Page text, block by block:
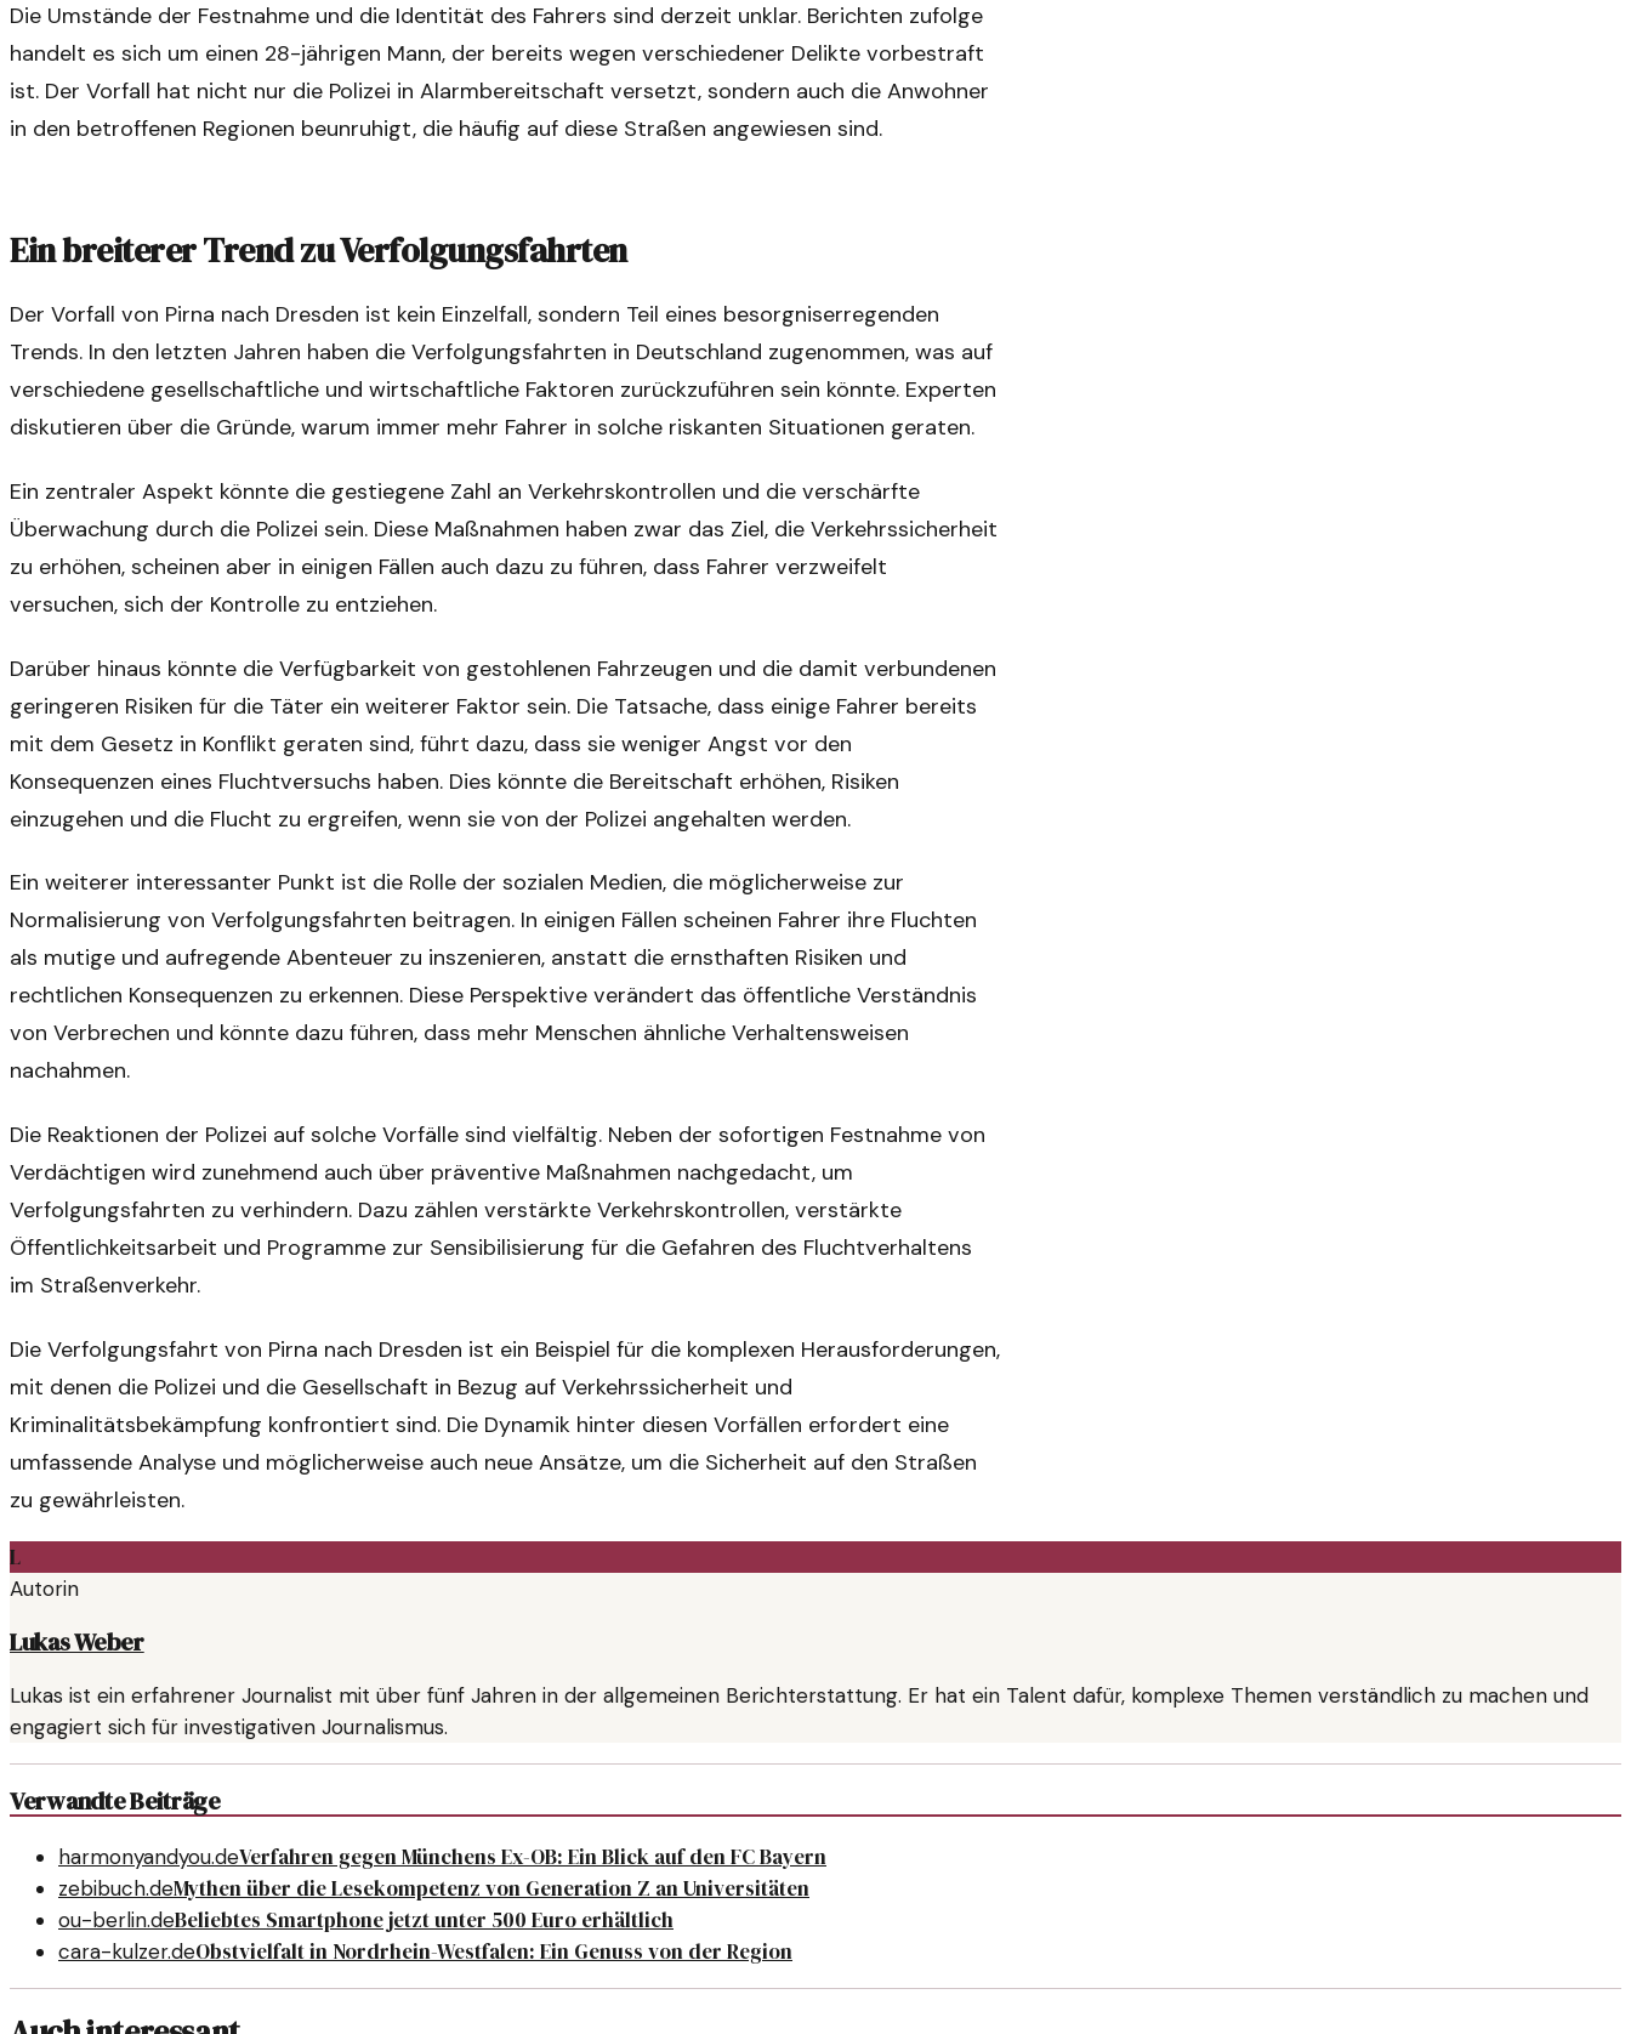
Die Umstände der Festnahme und die Identität des Fahrers sind derzeit unklar. Berichten zufolge
handelt es sich um einen 28-jährigen Mann, der bereits wegen verschiedener Delikte vorbestraft
ist. Der Vorfall hat nicht nur die Polizei in Alarmbereitschaft versetzt, sondern auch die Anwohner
in den betroffenen Regionen beunruhigt, die häufig auf diese Straßen angewiesen sind.
Ein breiterer Trend zu Verfolgungsfahrten
Der Vorfall von Pirna nach Dresden ist kein Einzelfall, sondern Teil eines besorgniserregenden
Trends. In den letzten Jahren haben die Verfolgungsfahrten in Deutschland zugenommen, was auf
verschiedene gesellschaftliche und wirtschaftliche Faktoren zurückzuführen sein könnte. Experten
diskutieren über die Gründe, warum immer mehr Fahrer in solche riskanten Situationen geraten.
Ein zentraler Aspekt könnte die gestiegene Zahl an Verkehrskontrollen und die verschärfte
Überwachung durch die Polizei sein. Diese Maßnahmen haben zwar das Ziel, die Verkehrssicherheit
zu erhöhen, scheinen aber in einigen Fällen auch dazu zu führen, dass Fahrer verzweifelt
versuchen, sich der Kontrolle zu entziehen.
Darüber hinaus könnte die Verfügbarkeit von gestohlenen Fahrzeugen und die damit verbundenen
geringeren Risiken für die Täter ein weiterer Faktor sein. Die Tatsache, dass einige Fahrer bereits
mit dem Gesetz in Konflikt geraten sind, führt dazu, dass sie weniger Angst vor den
Konsequenzen eines Fluchtversuchs haben. Dies könnte die Bereitschaft erhöhen, Risiken
einzugehen und die Flucht zu ergreifen, wenn sie von der Polizei angehalten werden.
Ein weiterer interessanter Punkt ist die Rolle der sozialen Medien, die möglicherweise zur
Normalisierung von Verfolgungsfahrten beitragen. In einigen Fällen scheinen Fahrer ihre Fluchten
als mutige und aufregende Abenteuer zu inszenieren, anstatt die ernsthaften Risiken und
rechtlichen Konsequenzen zu erkennen. Diese Perspektive verändert das öffentliche Verständnis
von Verbrechen und könnte dazu führen, dass mehr Menschen ähnliche Verhaltensweisen
nachahmen.
Die Reaktionen der Polizei auf solche Vorfälle sind vielfältig. Neben der sofortigen Festnahme von
Verdächtigen wird zunehmend auch über präventive Maßnahmen nachgedacht, um
Verfolgungsfahrten zu verhindern. Dazu zählen verstärkte Verkehrskontrollen, verstärkte
Öffentlichkeitsarbeit und Programme zur Sensibilisierung für die Gefahren des Fluchtverhaltens
im Straßenverkehr.
Die Verfolgungsfahrt von Pirna nach Dresden ist ein Beispiel für die komplexen Herausforderungen,
mit denen die Polizei und die Gesellschaft in Bezug auf Verkehrssicherheit und
Kriminalitätsbekämpfung konfrontiert sind. Die Dynamik hinter diesen Vorfällen erfordert eine
umfassende Analyse und möglicherweise auch neue Ansätze, um die Sicherheit auf den Straßen
zu gewährleisten.
L
Autorin
Lukas Weber
Lukas ist ein erfahrener Journalist mit über fünf Jahren in der allgemeinen Berichterstattung. Er hat ein Talent dafür, komplexe Themen verständlich zu machen und
engagiert sich für investigativen Journalismus.
Verwandte Beiträge
harmonyandyou.deVerfahren gegen Münchens Ex-OB: Ein Blick auf den FC Bayern
zebibuch.deMythen über die Lesekompetenz von Generation Z an Universitäten
ou-berlin.deBeliebtes Smartphone jetzt unter 500 Euro erhältlich
cara-kulzer.deObstvielfalt in Nordrhein-Westfalen: Ein Genuss von der Region